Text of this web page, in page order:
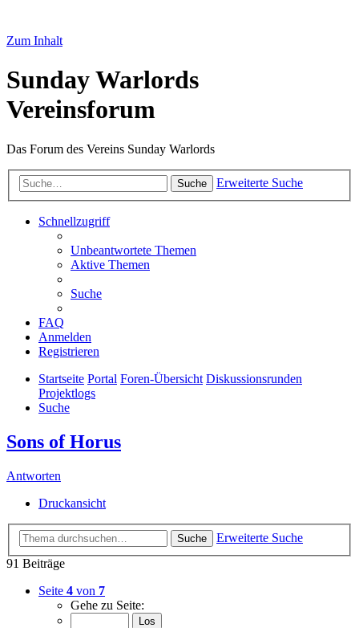
Zum Inhalt
Sunday Warlords
Vereinsforum
Das Forum des Vereins Sunday Warlords
Suche Erweiterte Suche
Schnellzugriff
Unbeantwortete Themen
Aktive Themen
Suche
FAQ
Anmelden
Registrieren
Startseite Portal Foren-Übersicht Diskussionsrunden
Projektlogs
Suche
Sons of Horus
Antworten
Druckansicht
Suche
Erweiterte Suche
91 Beiträge
Seite 4 von 7
Gehe zu Seite: